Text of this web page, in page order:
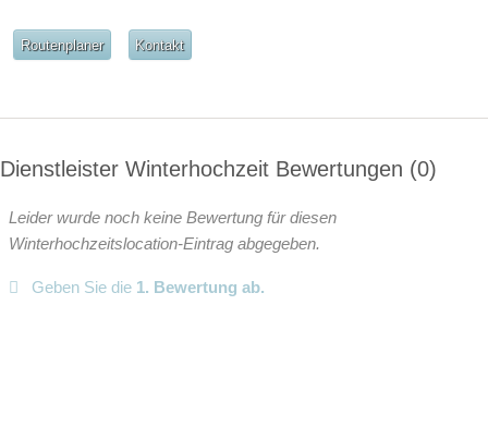
Routenplaner Kontakt
Dienstleister Winterhochzeit Bewertungen 0
Leider wurde noch keine Bewertung für diesen
Winterhochzeitslocation-Eintrag abgegeben.
Geben Sie die 1. Bewertung ab.